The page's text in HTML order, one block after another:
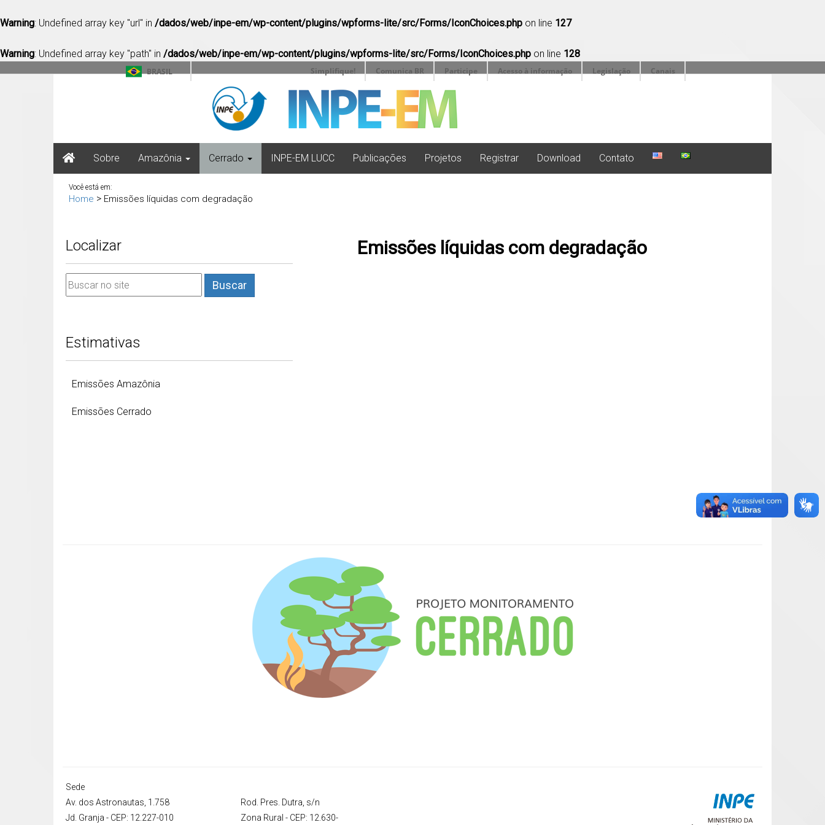
Warning: Undefined array key "url" in /dados/web/inpe-em/wp-content/plugins/wpforms-lite/src/Forms/IconChoices.php on line 127
Warning: Undefined array key "path" in /dados/web/inpe-em/wp-content/plugins/wpforms-lite/src/Forms/IconChoices.php on line 128
BRASIL Simplifique! Comunica BR Participe Acesso à informação Legislação Canais
Sobre Amazônia Cerrado INPE-EM LUCC Publicações Projetos Registrar Download Contato
Você está em:
Home > Emissões líquidas com degradação
Localizar
Buscar
Estimativas
Emissões Amazônia
Emissões Cerrado
Emissões líquidas com degradação
Sede
Av. dos Astronautas, 1.758
Jd. Granja - CEP: 12.227-010
Rod. Pres. Dutra, s/n
Zona Rural - CEP: 12.630-